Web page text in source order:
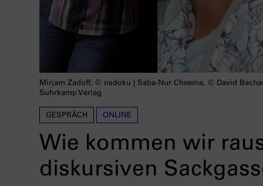
GESPRÄCH ONLINE
Wie kommen wir
diskursiven
Mirjam Zadoff, © nsdoku | Saba-Nur Cheema, © David
Suhrkamp Verlag